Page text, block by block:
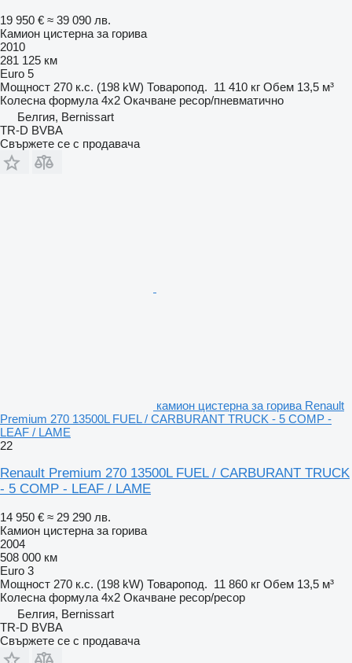
19 950 € ≈ 39 090 лв.
Камион цистерна за горива
2010
281 125 км
Euro 5
Мощност 270 к.с. (198 kW) Товаропод. 11 410 кг Обем 13,5 м³
Колесна формула 4x2 Окачване ресор/пневматично
Белгия, Bernissart
TR-D BVBA
Свържете се с продавача
камион цистерна за горива Renault
Premium 270 13500L FUEL / CARBURANT TRUCK - 5 COMP -
LEAF / LAME
22
Renault Premium 270 13500L FUEL / CARBURANT TRUCK
- 5 COMP - LEAF / LAME
14 950 € ≈ 29 290 лв.
Камион цистерна за горива
2004
508 000 км
Euro 3
Мощност 270 к.с. (198 kW) Товаропод. 11 860 кг Обем 13,5 м³
Колесна формула 4x2 Окачване ресор/ресор
Белгия, Bernissart
TR-D BVBA
Свържете се с продавача